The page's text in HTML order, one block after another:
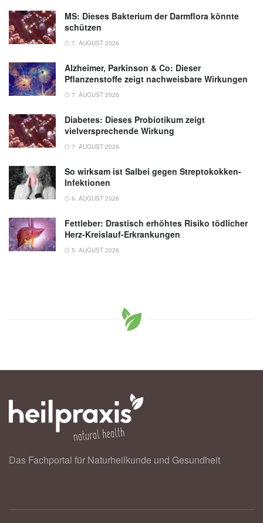
(veröffentlicht 06.01.2020),JCI
MS: Dieses Bakterium der Darmflora könnte
schützen
7. AUGUST 2026
Alzheimer, Parkinson & Co: Dieser
Pflanzenstoffe zeigt nachweisbare Wirkungen
7. AUGUST 2026
Diabetes: Dieses Probiotikum zeigt
vielversprechende Wirkung
7. AUGUST 2026
So wirksam ist Salbei gegen Streptokokken-
Infektionen
6. AUGUST 2026
Fettleber: Drastisch erhöhtes Risiko tödlicher
Herz-Kreislauf-Erkrankungen
5. AUGUST 2026
Das Fachportal für Naturheilkunde und Gesundheit